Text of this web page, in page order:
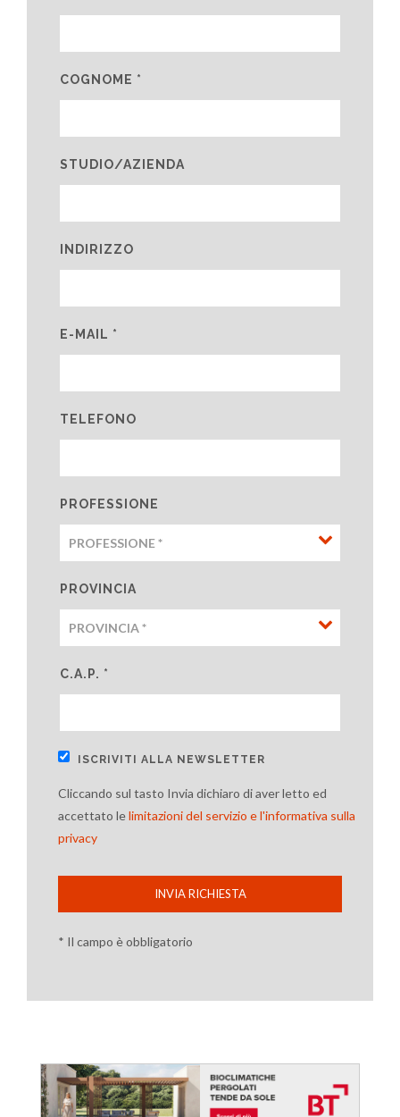
COGNOME *
STUDIO/AZIENDA
INDIRIZZO
E-MAIL *
TELEFONO
PROFESSIONE
PROVINCIA
C.A.P. *
ISCRIVITI ALLA NEWSLETTER
Cliccando sul tasto Invia dichiaro di aver letto ed
accettato lelimitazioni del servizio e l'informativa sulla
privacy
INVIA RICHIESTA
* Il campo è obbligatorio